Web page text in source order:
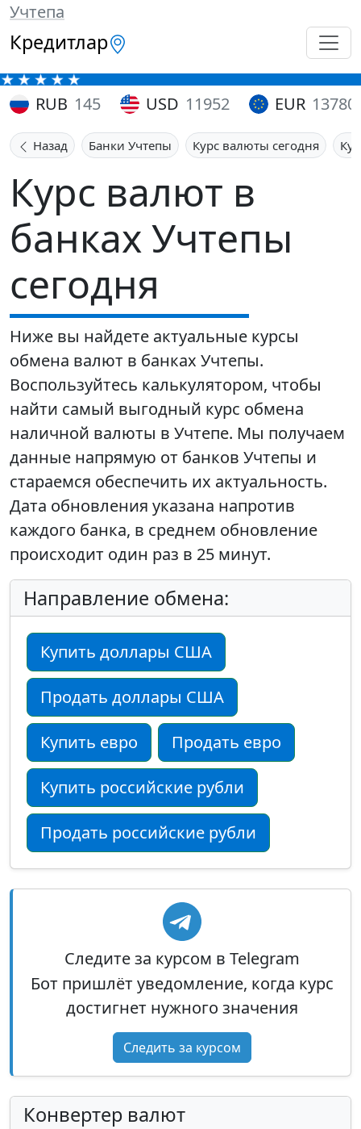
Учтепа
Кредитлар
RUB 145 USD 11952 EUR 13780
Назад Банки Учтепы Курс валюты сегодня
Курс валют в
банках Учтепы
сегодня
Ниже вы найдете актуальные курсы
обмена валют в банках Учтепы.
Воспользуйтесь калькулятором, чтобы
найти самый выгодный курс обмена
наличной валюты в Учтепе. Мы получаем
данные напрямую от банков Учтепы и
стараемся обеспечить их актуальность.
Дата обновления указана напротив
каждого банка, в среднем обновление
происходит один раз в 25 минут.
Направление обмена:
Купить доллары США
Продать доллары США
Купить евро Продать евро
Купить российские рубли
Продать российские рубли
Следите за курсом в Telegram
Бот пришлёт уведомление, когда курс
достигнет нужного значения
Следить за курсом
Конвертер валют